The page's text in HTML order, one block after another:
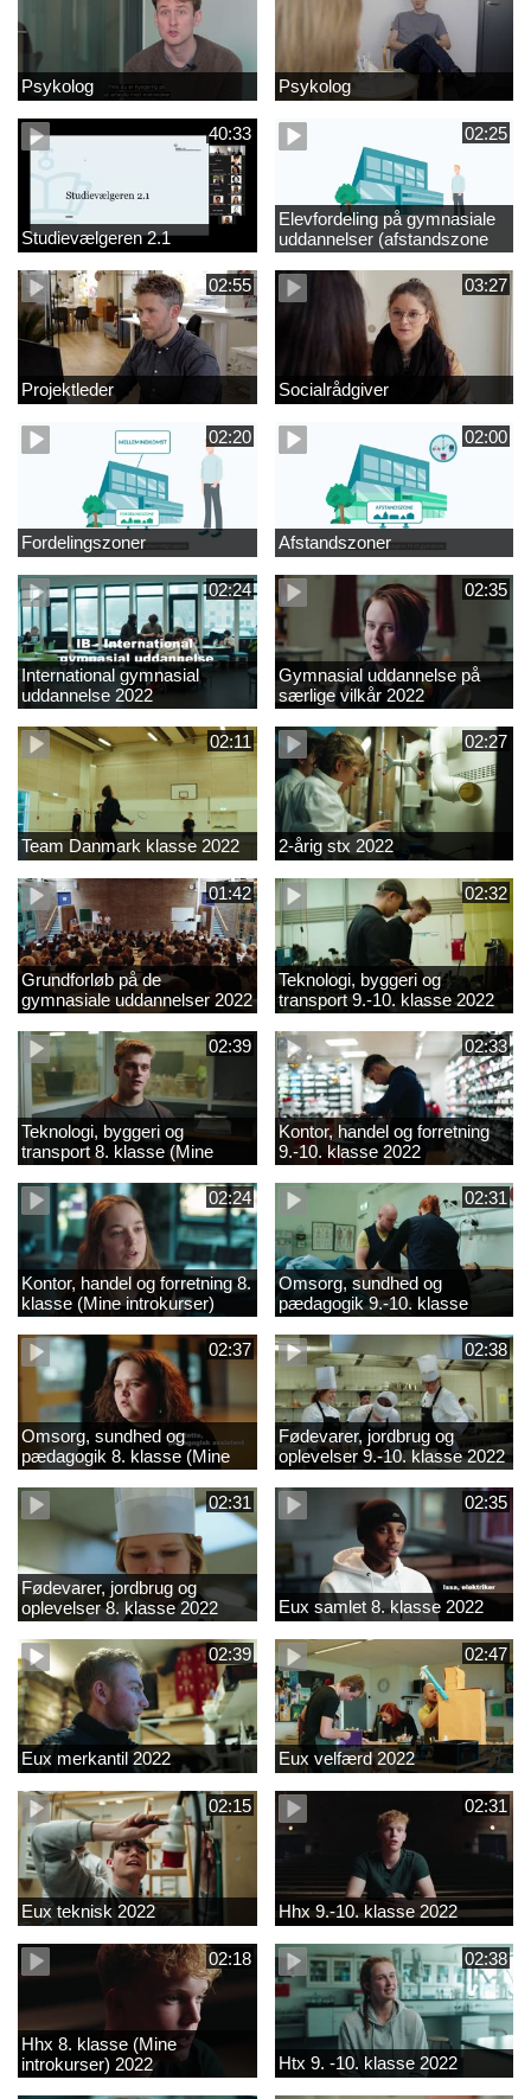
Psykolog Psykolog
40:33
Studievælgeren 2.1
02:25
Elevfordeling på gymnasiale
uddannelser (afstandszone
redigeret)
02:55
Projektleder
03:27
Socialrådgiver
02:20
Fordelingszoner
02:00
Afstandszoner
02:24
International gymnasial
uddannelse 2022
02:35
Gymnasial uddannelse på
særlige vilkår 2022
02:11
Team Danmark klasse 2022
02:27
2-årig stx 2022
01:42
Grundforløb på de
gymnasiale uddannelser 2022
02:32
Teknologi, byggeri og
transport 9.-10. klasse 2022
02:39
Teknologi, byggeri og
transport 8. klasse (Mine
introkurser) 2022
02:33
Kontor, handel og forretning
9.-10. klasse 2022
02:24
Kontor, handel og forretning 8.
klasse (Mine introkurser)
2022
02:31
Omsorg, sundhed og
pædagogik 9.-10. klasse
2022
02:37
Omsorg, sundhed og
pædagogik 8. klasse (Mine
introkurser) 2022
02:38
Fødevarer, jordbrug og
oplevelser 9.-10. klasse 2022
02:31
Fødevarer, jordbrug og
oplevelser 8. klasse 2022
02:35
Eux samlet 8. klasse 2022
02:39
Eux merkantil 2022
02:47
Eux velfærd 2022
02:15
Eux teknisk 2022
02:31
Hhx 9.-10. klasse 2022
02:18
Hhx 8. klasse (Mine
introkurser) 2022
02:38
Htx 9. -10. klasse 2022